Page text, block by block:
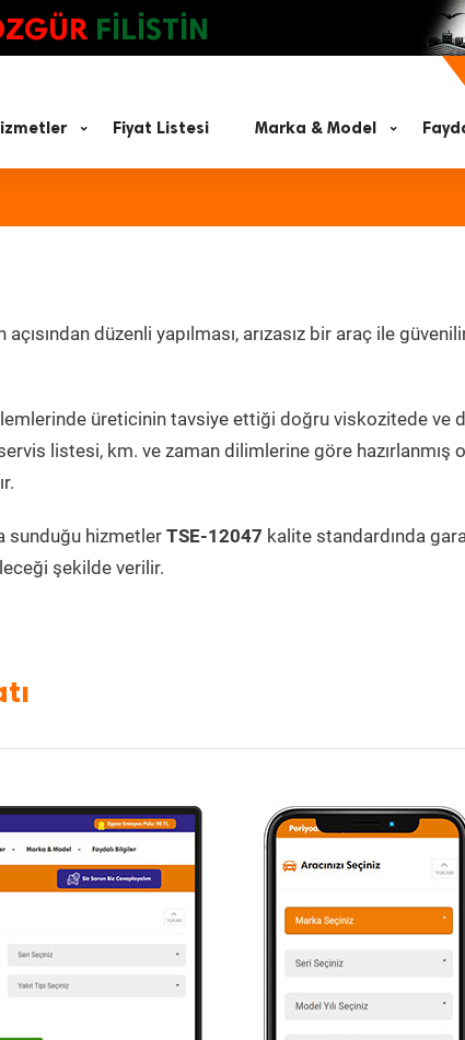
FİLİSTİN
Fiyat Listesi Marka & Model
düzenli yapılması, arızasız bir araç ile
üreticinin tavsiye ettiği doğru viskozitede ve
listesi, km. ve zaman dilimlerine göre hazırlanmış
sunduğu hizmetler TSE-12047 kalite standardında
şekilde verilir.